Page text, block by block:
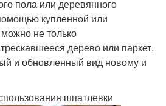
пола или деревянного
купленной или
не только
дерево или паркет,
и обновленный вид новому и
шпатлевки